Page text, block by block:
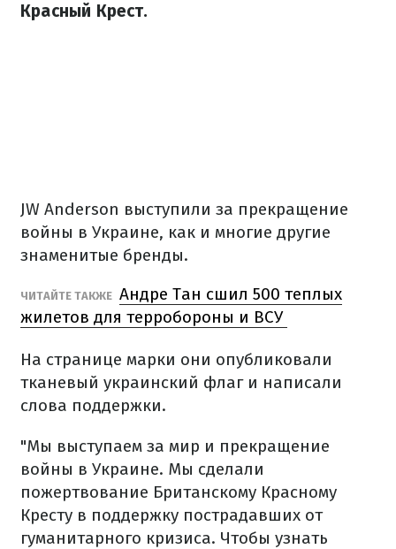
Красный Крест.
JW Anderson выступили за прекращение
войны в Украине, как и многие другие
знаменитые бренды.
ЧИТАЙТЕ ТАКЖЕ Андре Тан сшил 500 теплых
жилетов для терробороны и ВСУ
На странице марки они опубликовали
тканевый украинский флаг и написали
слова поддержки.
"Мы выступаем за мир и прекращение
войны в Украине. Мы сделали
пожертвование Британскому Красному
Кресту в поддержку пострадавших от
гуманитарного кризиса. Чтобы узнать